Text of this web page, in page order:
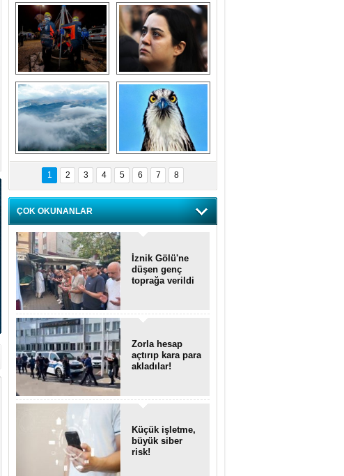
Bursa'da deprem
tatbikatı gerçeğini
aratmadı
Özlem ve minnetle
anıyoruz
Bursa'dan
büyüleyen
fotoğraflar
Balık Kartalı
Bursa’da
görüntülendi
1 2 3 4 5 6 7 8
ÇOK OKUNANLAR
İznik Gölü'ne
düşen genç
toprağa verildi
Zorla hesap
açtırıp kara para
akladılar!
Küçük işletme,
büyük siber
risk!